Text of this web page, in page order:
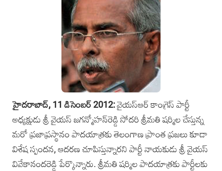
హైదరాబాద్‌, 11 డిసెంబర్‌ 2012:వైయస్‌ఆర్‌ కాంగ్రెస్ పార్టీ‌
అధ్యక్షుడు శ్రీ వైయస్‌ జగన్మోహన్‌రెడ్డి సోదరి శ్రీమతి షర్మిల చేస్తున్న
మరో ప్రజాప్రస్థానం పాదయాత్రకు తెలంగాణ ప్రాంత ప్రజలు కూడా
విశేష స్పందన, ఆదరణ చూపిస్తున్నారని పార్టీ నాయకుడు శ్రీ వైయస్‌
వివేకానందరెడ్డి పేర్కొన్నారు. శ్రీమతి షర్మిల పాదయాత్రకు పార్టీలకు